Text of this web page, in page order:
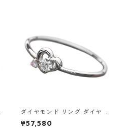
ダイヤモンド リング ダイヤ ア
イスブルーダイヤ 合計0.06ct
11号 プラチナ Pt950 ハートモ
¥57,580